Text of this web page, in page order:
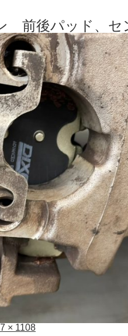
前後パッド、セ
× 1108